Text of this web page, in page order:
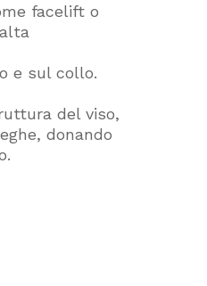
facelift o
e sul collo.
del viso,
donando